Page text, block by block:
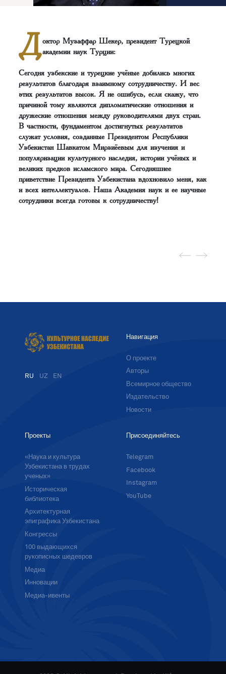
Д октор Музаффар Шекер, президент Турецкой
академии наук Турции:
Сегодня узбекские и турецкие учёные добились многих
результатов благодаря взаимному сотрудничеству. И вес
этих результатов высок. Я не ошибусь, если скажу, что
причиной тому являются дипломатические отношения и
дружеские отношения между руководителями двух стран.
В частности, фундаментом достигнутых результатов
служат условия, созданные Президентом Республики
Узбекистан Шавкатом Мирзиёевым для изучения и
популяризации культурного наследия, истории учёных и
великих предков исламского мира. Сегодняшнее
приветствие Президента Узбекистана вдохновило меня, как
и всех интеллектуалов. Наша Академия наук и ее научные
сотрудники всегда готовы к сотрудничеству!
RU UZ EN
Навигация
О проекте
Авторы
Всемирное общество
Издательство
Новости
Проекты
«Наука и культура
Узбекистана в трудах
ученых»
Историческая
библиотека
Архитектурная
эпиграфика Узбекистана
Конгрессы
100 выдающихся
рукописных шедевров
Медиа
Инновации
Медиа-ивенты
Присоединяйтесь
Telegram
Facebook
Instagram
YouTube